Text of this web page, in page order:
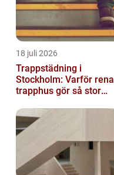
18 juli 2026
Trappstädning i
Stockholm: Varför rena
trapphus gör så stor